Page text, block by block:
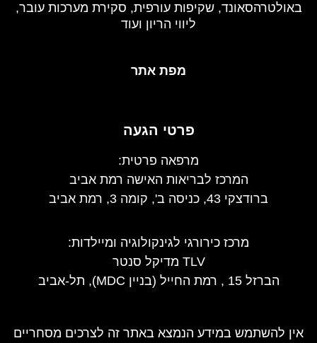
באולטרהסאונד, שקיפות עורפית, סקירת מערכות עובר,
ליווי הריון ועוד
מפת אתר
פרטי הגעה
מרפאה פרטית:
המרכז לבריאות האישה רמת אביב
ברודצקי 43, כניסה ב', קומה 3, רמת אביב
מרכז כירורגי לגינקולוגיה ומיילדות:
TLV מדיקל סנטר
הברזל 15 , רמת החייל (בניין MDC), תל-אביב
אין להשתמש במידע הנמצא באתר זה לצרכים מסחריים